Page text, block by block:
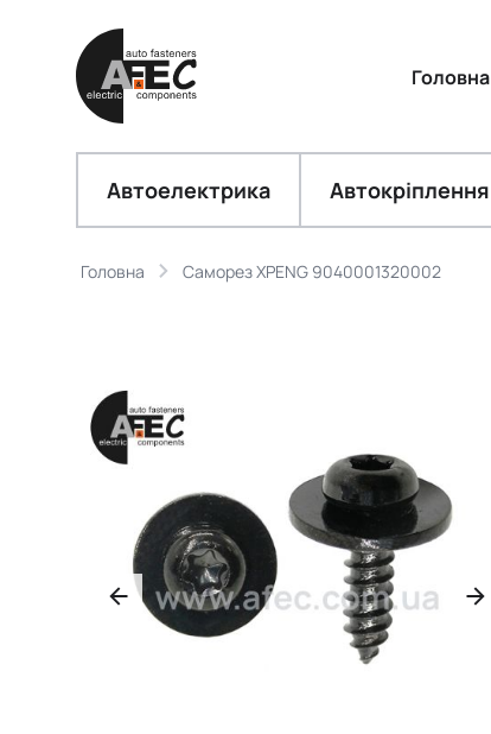
Головна
Автоелектрика Автокріплення
Головна Саморез XPENG 9040001320002